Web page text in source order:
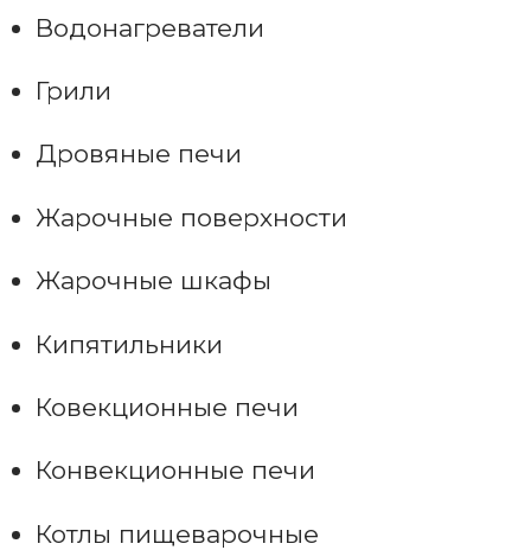
Водонагреватели
Грили
Дровяные печи
Жарочные поверхности
Жарочные шкафы
Кипятильники
Ковекционные печи
Конвекционные печи
Котлы пищеварочные